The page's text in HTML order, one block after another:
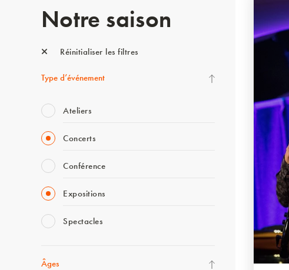
Notre saison
Réinitialiser les filtres
Type d’événement
Ateliers
Concerts
Conférence
Expositions
Spectacles
Âges